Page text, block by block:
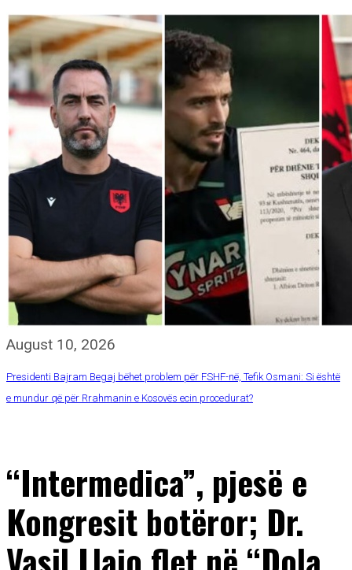
August 10, 2026
Presidenti Bajram Begaj bëhet problem për FSHF-në, Tefik Osmani: Si është
e mundur që për Rrahmanin e Kosovës ecin procedurat?
“Intermedica”, pjesë e
Kongresit botëror; Dr.